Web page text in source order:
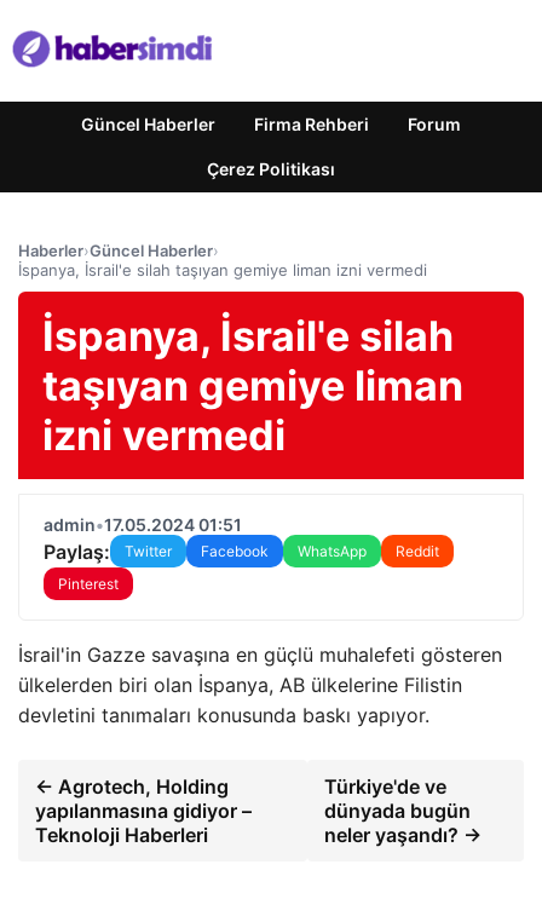
Güncel Haberler Firma Rehberi Forum
Çerez Politikası
Haberler›Güncel Haberler›
İspanya, İsrail'e silah taşıyan gemiye liman izni vermedi
İspanya, İsrail'e silah
taşıyan gemiye liman
izni vermedi
admin•17.05.2024 01:51
Paylaş: Twitter Facebook WhatsApp
Reddit
Pinterest
İsrail'in Gazze savaşına en güçlü muhalefeti gösteren
ülkelerden biri olan İspanya, AB ülkelerine Filistin
devletini tanımaları konusunda baskı yapıyor.
← Agrotech, Holding
yapılanmasına gidiyor –
Teknoloji Haberleri
Türkiye'de ve
dünyada bugün
neler yaşandı? →